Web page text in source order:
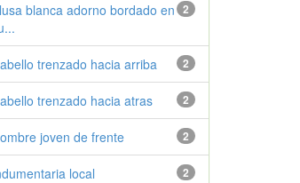
2
blanca adorno bordado en
2
trenzado hacia arriba
2
trenzado hacia atras
2
joven de frente
2
local